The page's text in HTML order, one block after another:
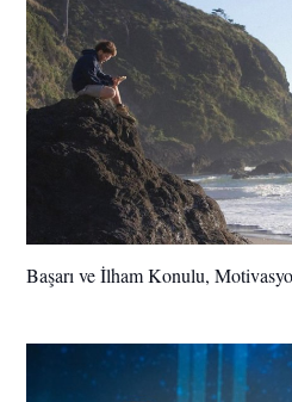
Başarı ve İlham Konulu,